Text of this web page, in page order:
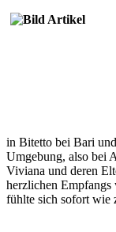
in Bitetto bei Bari
Umgebung, also bei
Viviana und deren
herzlichen
fühlte sich sofort wie